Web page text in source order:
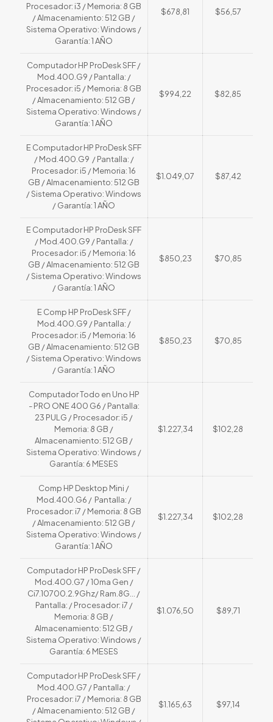
Procesador: i3 / Memoria: 8 GB
/ Almacenamiento: 512 GB /
Sistema Operativo: Windows /
Garantía: 1 AÑO
$678,81 $56,57
Computador HP ProDesk SFF /
Mod.400.G9 / Pantalla: /
Procesador: i5 / Memoria: 8 GB
/ Almacenamiento: 512 GB /
Sistema Operativo: Windows /
Garantía: 1 AÑO
$994,22 $82,85
E Computador HP ProDesk SFF
/ Mod.400.G9 / Pantalla: /
Procesador: i5 / Memoria: 16
GB / Almacenamiento: 512 GB
/ Sistema Operativo: Windows
/ Garantía: 1 AÑO
$1.049,07 $87,42
E Computador HP ProDesk SFF
/ Mod.400.G9 / Pantalla: /
Procesador: i5 / Memoria: 16
GB / Almacenamiento: 512 GB
/ Sistema Operativo: Windows
/ Garantía: 1 AÑO
$850,23 $70,85
E Comp HP ProDesk SFF /
Mod.400.G9 / Pantalla: /
Procesador: i5 / Memoria: 16
GB / Almacenamiento: 512 GB
/ Sistema Operativo: Windows
/ Garantía: 1 AÑO
$850,23 $70,85
Computador Todo en Uno HP
- PRO ONE 400 G6 / Pantalla:
23 PULG / Procesador: i5 /
Memoria: 8 GB /
Almacenamiento: 512 GB /
Sistema Operativo: Windows /
Garantía: 6 MESES
$1.227,34 $102,28
Comp HP Desktop Mini /
Mod.400.G6 / Pantalla: /
Procesador: i7 / Memoria: 8 GB
/ Almacenamiento: 512 GB /
Sistema Operativo: Windows /
Garantía: 1 AÑO
$1.227,34 $102,28
Computador HP ProDesk SFF /
Mod.400.G7 / 10ma Gen /
Ci7.10700.2.9Ghz/ Ram.8G... /
Pantalla: / Procesador: i7 /
Memoria: 8 GB /
Almacenamiento: 512 GB /
Sistema Operativo: Windows /
Garantía: 6 MESES
$1.076,50 $89,71
Computador HP ProDesk SFF /
Mod.400.G7 / Pantalla: /
Procesador: i7 / Memoria: 8 GB
/ Almacenamiento: 512 GB /
$1.165,63 $97,14